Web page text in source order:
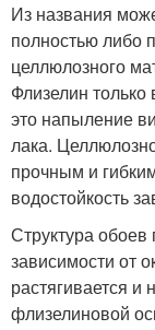
Из названия
полностью либо
целлюлозного
Флизелин
это напыление
лака.
прочным и
водостойкость
Структура обоев
зависимости от
растягивается и
флизелиновой